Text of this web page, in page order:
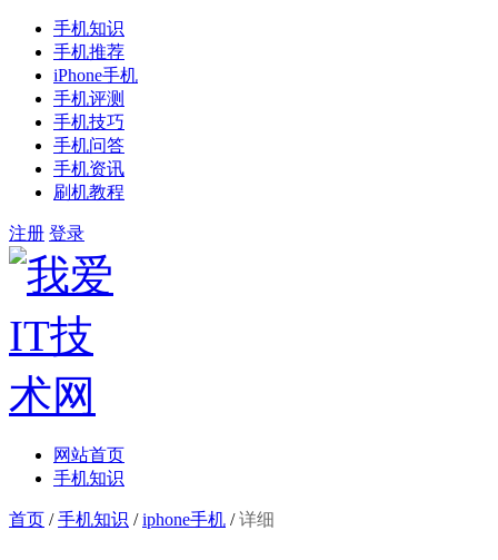
手机知识
手机推荐
iPhone手机
手机评测
手机技巧
手机问答
手机资讯
刷机教程
注册 登录
网站首页
手机知识
首页 /手机知识 /iphone手机 /详细